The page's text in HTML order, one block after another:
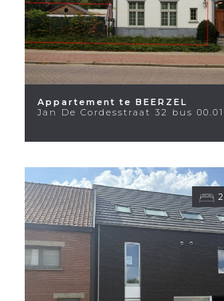
Appartement te BEERZEL
Jan De Cordesstraat 32 bus 00.01
2